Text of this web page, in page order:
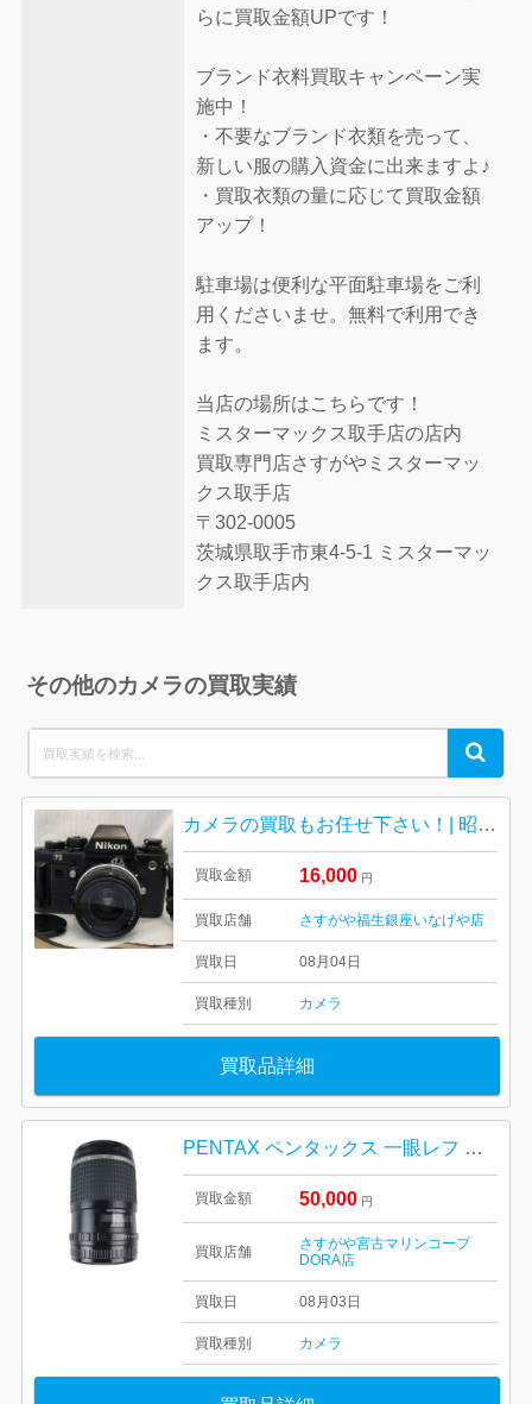
らに買取金額UPです！
ブランド衣料買取キャンペーン実
施中！
・不要なブランド衣類を売って、
新しい服の購入資金に出来ますよ♪
・買取衣類の量に応じて買取金額
アップ！
駐車場は便利な平面駐車場をご利
用くださいませ。無料で利用でき
ます。
当店の場所はこちらです！
ミスターマックス取手店の店内
買取専門店さすがやミスターマッ
クス取手店
〒302-0005
茨城県取手市東4-5-1 ミスターマッ
クス取手店内
その他のカメラの買取実績
for:
Search
カメラの買取もお任せ下さい！| 昭島市中神町| Nicon F3 ニコン一眼レフカメラ
買取金額 16,000 円
買取店舗 さすがや福生銀座いなげや店
買取日 08月04日
買取種別 カメラ
買取品詳細
PENTAX ペンタックス 一眼レフ 単焦点レンズ
買取金額 50,000 円
買取店舗
さすがや宮古マリンコープ
DORA店
買取日 08月03日
買取種別 カメラ